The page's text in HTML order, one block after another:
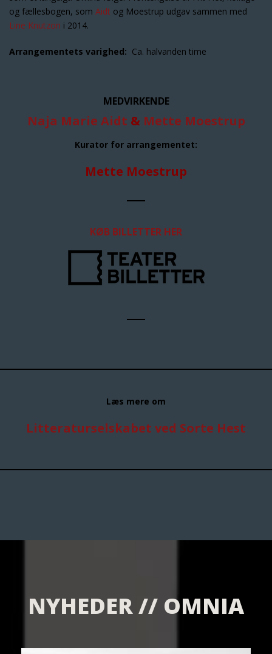
og fællesbogen, som Aidt og Moestrup udgav sammen med
Line Knutzon i 2014.
Arrangementets varighed: Ca. halvanden time
MEDVIRKENDE
Naja Marie Aidt & Mette Moestrup
Kurator for arrangementet:
Mette Moestrup
KØB BILLETTER HER
Læs mere om
Litteraturselskabet ved Sorte Hest
NYHEDER // OMNIA